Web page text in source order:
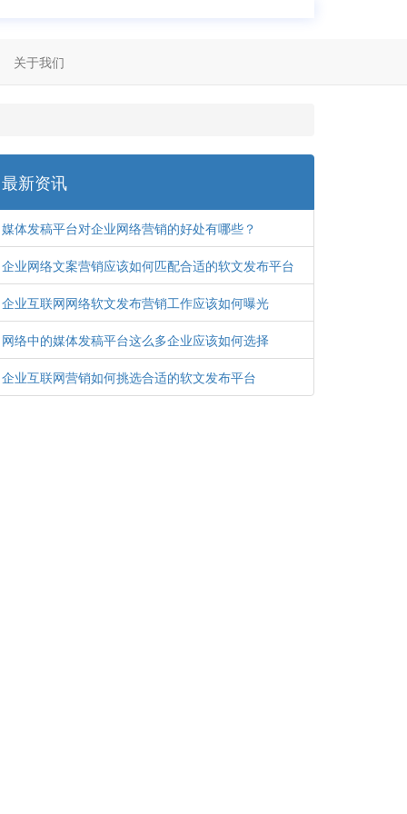
关于我们
最新资讯
媒体发稿平台对企业网络营销的好处有哪些？
企业网络文案营销应该如何匹配合适的软文发布平台
企业互联网网络软文发布营销工作应该如何曝光
网络中的媒体发稿平台这么多企业应该如何选择
企业互联网营销如何挑选合适的软文发布平台